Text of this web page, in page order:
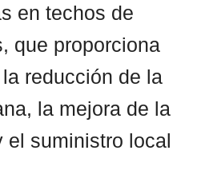
en techos de
que proporciona
reducción de la
la mejora de la
el suministro local